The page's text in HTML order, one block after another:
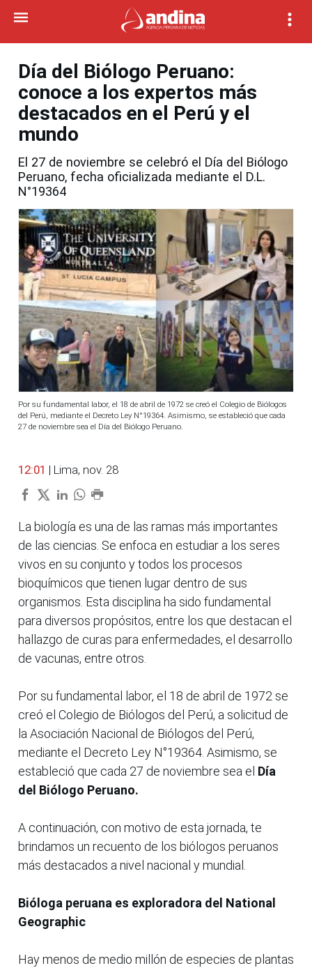
Día del Biólogo Peruano:
conoce a los expertos más
destacados en el Perú y el
mundo
El 27 de noviembre se celebró el Día del Biólogo
Peruano, fecha oficializada mediante el D.L.
N°19364
Por su fundamental labor, el 18 de abril de 1972 se creó el Colegio de Biólogos
del Perú, mediante el Decreto Ley N°19364. Asimismo, se estableció que cada
27 de noviembre sea el Día del Biólogo Peruano.
12:01 | Lima, nov. 28
La biología es una de las ramas más importantes
de las ciencias. Se enfoca en estudiar a los seres
vivos en su conjunto y todos los procesos
bioquímicos que tienen lugar dentro de sus
organismos. Esta disciplina ha sido fundamental
para diversos propósitos, entre los que destacan el
hallazgo de curas para enfermedades, el desarrollo
de vacunas, entre otros.
Por su fundamental labor, el 18 de abril de 1972 se
creó el Colegio de Biólogos del Perú, a solicitud de
la Asociación Nacional de Biólogos del Perú,
mediante el Decreto Ley N°19364. Asimismo, se
estableció que cada 27 de noviembre sea el Día
del Biólogo Peruano.
A continuación, con motivo de esta jornada, te
brindamos un recuento de los biólogos peruanos
más destacados a nivel nacional y mundial.
Bióloga peruana es exploradora del National
Geographic
Hay menos de medio millón de especies de plantas